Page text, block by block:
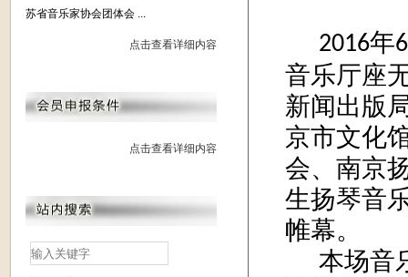
苏省音乐家协会团体会 ...
点击查看详细内容
点击查看详细内容
2016年6
音乐厅座
新闻出版
京市文化
会、南京
生扬琴音
帷幕。
本场音